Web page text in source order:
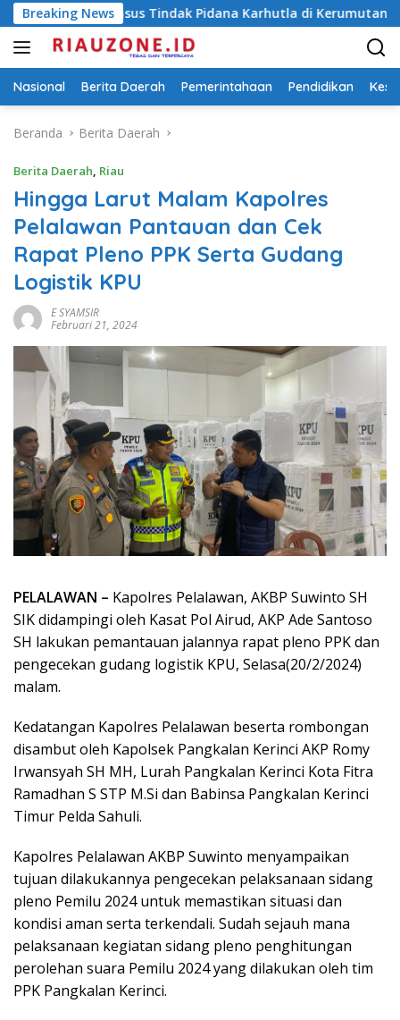
Langsung
ke
konten
Breaking News
Kasus Tindak Pidana Karhutla di Kerumutan
Nasional Berita Daerah Pemerintahaan Pendidikan
Beranda Berita Daerah
Berita Daerah, Riau
Hingga Larut Malam Kapolres
Pelalawan Pantauan dan Cek
Rapat Pleno PPK Serta Gudang
Logistik KPU
E SYAMSIR
Februari 21, 2024
PELALAWAN – Kapolres Pelalawan, AKBP Suwinto SH
SIK didampingi oleh Kasat Pol Airud, AKP Ade Santoso
SH lakukan pemantauan jalannya rapat pleno PPK dan
pengecekan gudang logistik KPU, Selasa(20/2/2024)
malam.
Kedatangan Kapolres Pelalawan beserta rombongan
disambut oleh Kapolsek Pangkalan Kerinci AKP Romy
Irwansyah SH MH, Lurah Pangkalan Kerinci Kota Fitra
Ramadhan S STP M.Si dan Babinsa Pangkalan Kerinci
Timur Pelda Sahuli.
Kapolres Pelalawan AKBP Suwinto menyampaikan
tujuan dilakukannya pengecekan pelaksanaan sidang
pleno Pemilu 2024 untuk memastikan situasi dan
kondisi aman serta terkendali. Sudah sejauh mana
pelaksanaan kegiatan sidang pleno penghitungan
perolehan suara Pemilu 2024 yang dilakukan oleh tim
PPK Pangkalan Kerinci.